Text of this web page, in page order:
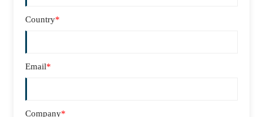
Country*
Email*
Company*